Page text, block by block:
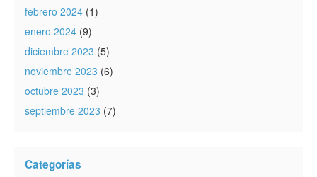
febrero 2024 (1)
enero 2024 (9)
diciembre 2023 (5)
noviembre 2023 (6)
octubre 2023 (3)
septiembre 2023 (7)
Categorías